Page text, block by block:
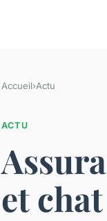
Accueil›Actu
ACTU
et